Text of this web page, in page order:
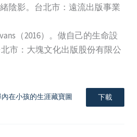
陰影。台北市：遠流出版事業
（2016）。做自己的生命設
市：大塊文化出版股份有限公
在小孩的生涯藏寶圖 下載